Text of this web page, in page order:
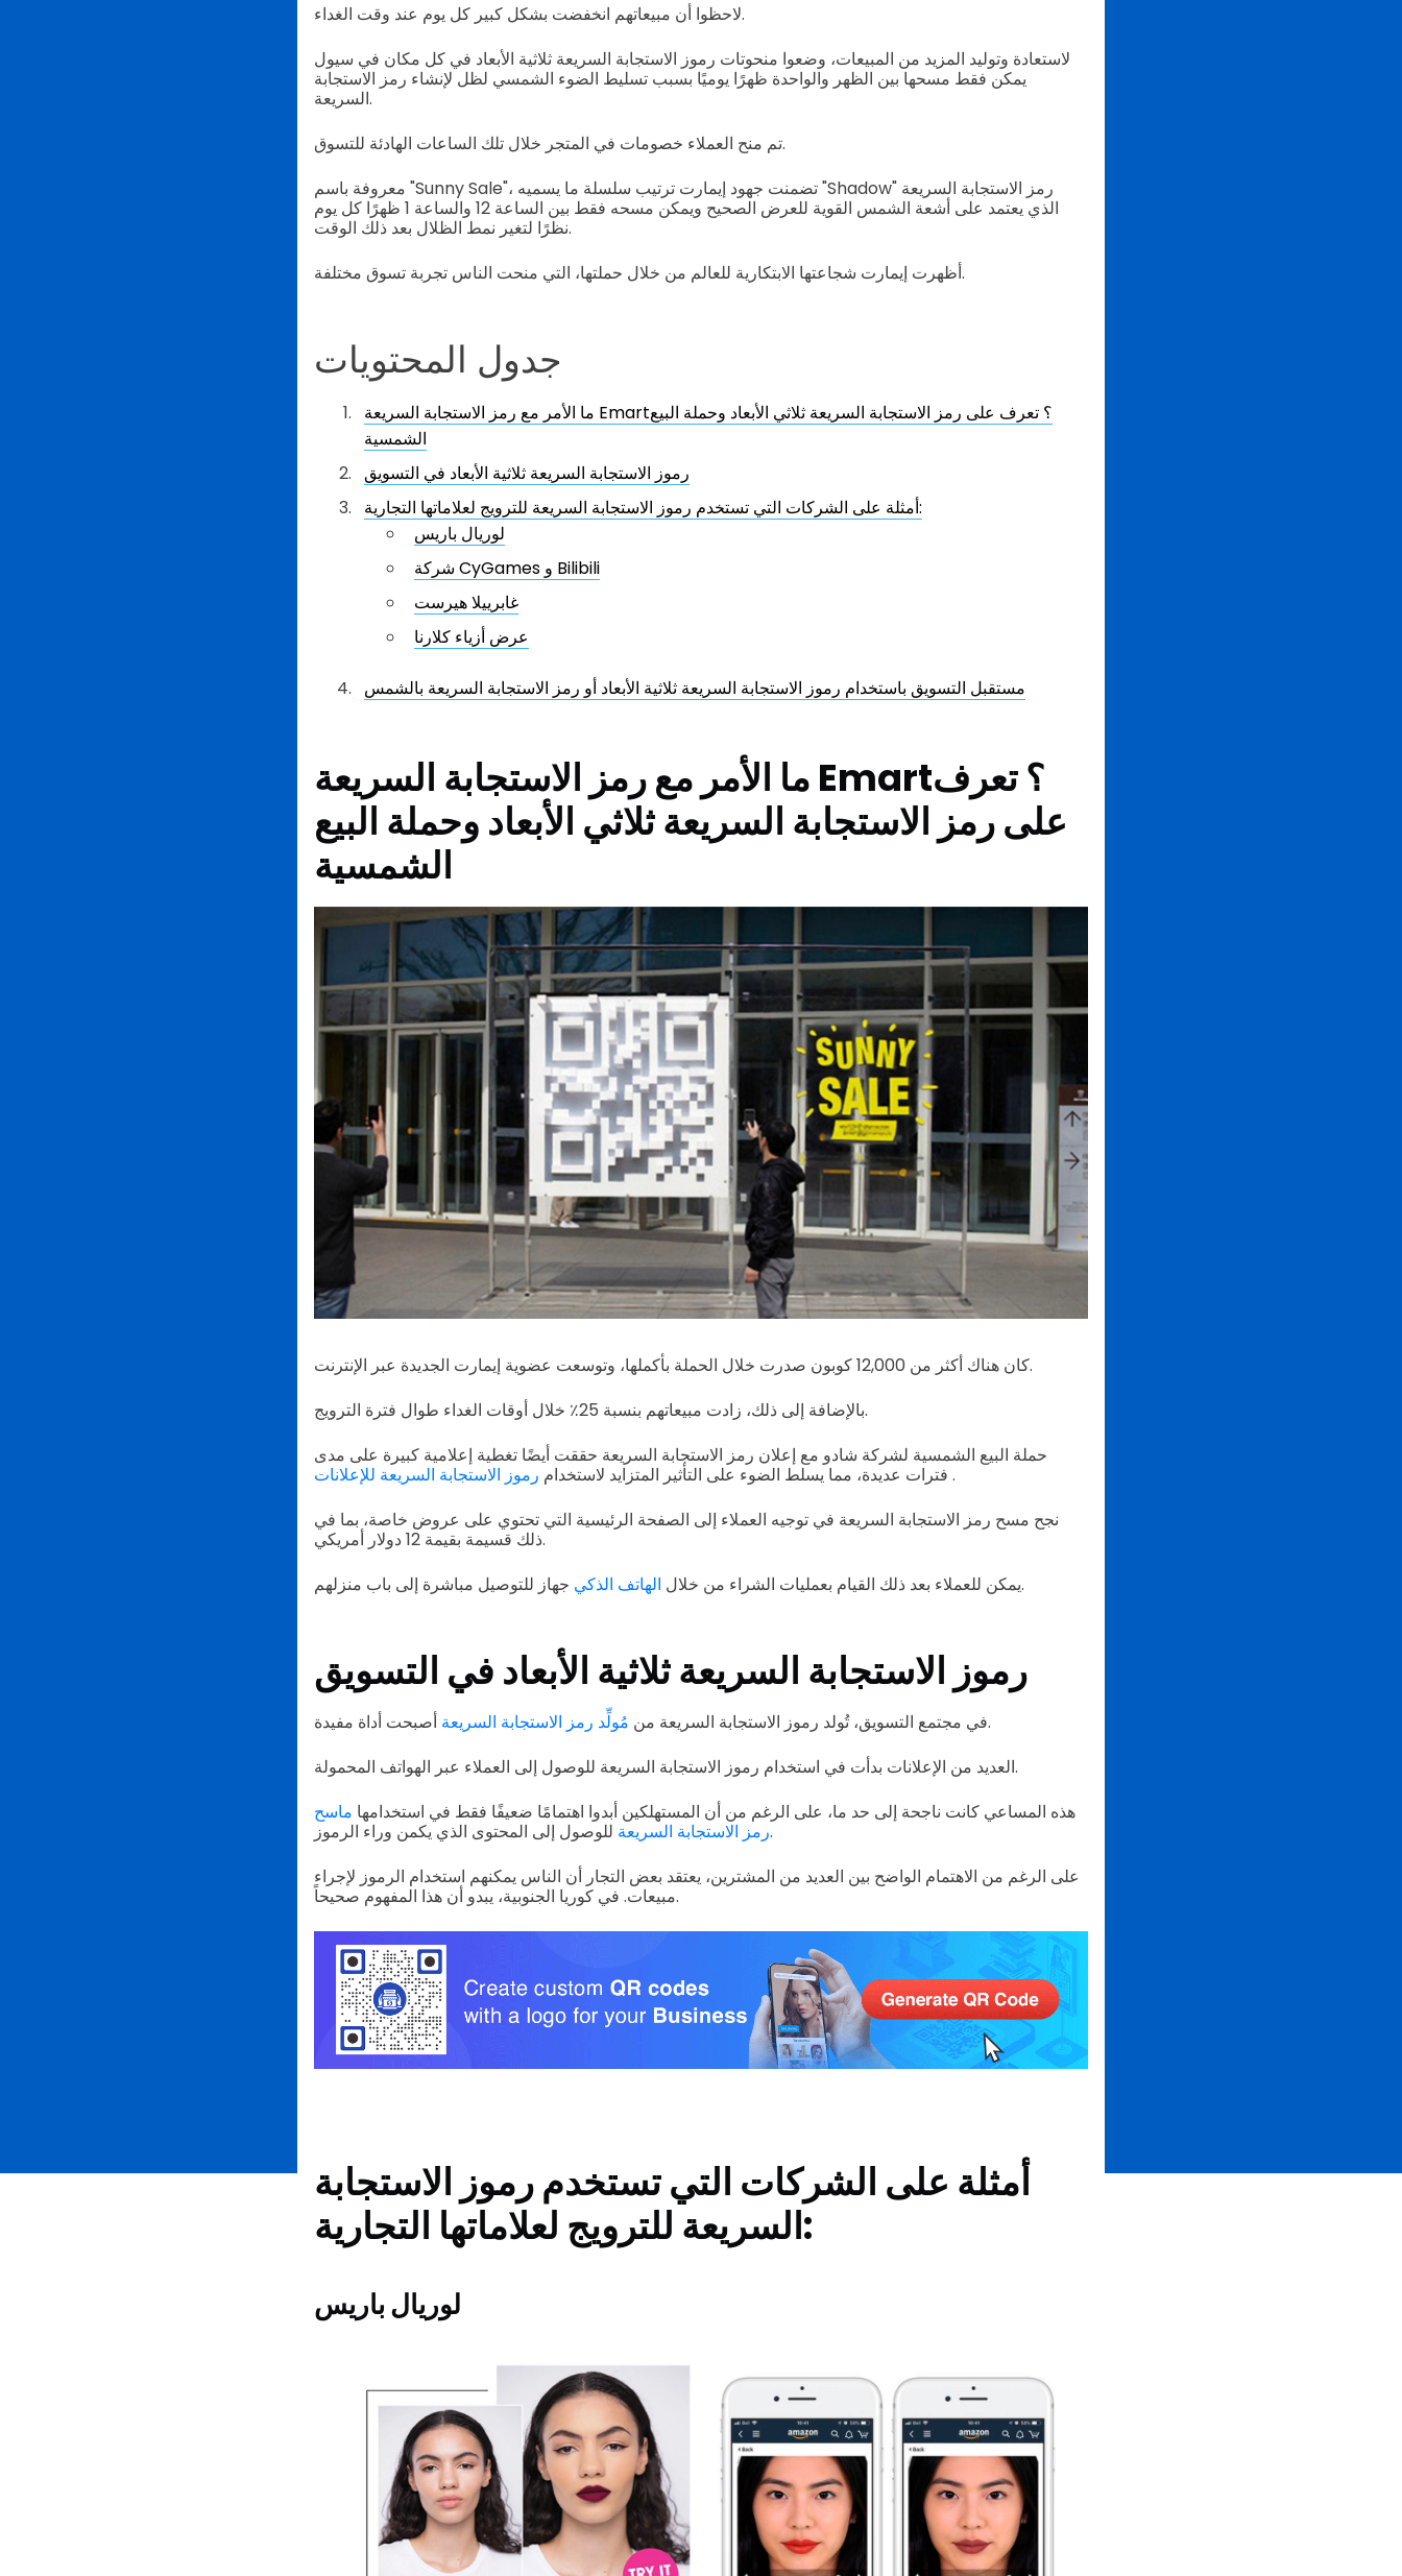
لاحظوا أن مبيعاتهم انخفضت بشكل كبير كل يوم عند وقت الغداء.
لاستعادة وتوليد المزيد من المبيعات، وضعوا منحوتات رموز الاستجابة السريعة ثلاثية الأبعاد في كل مكان في سيول
يمكن فقط مسحها بين الظهر والواحدة ظهرًا يوميًا بسبب تسليط الضوء الشمسي لظل لإنشاء رمز الاستجابة
السريعة.
تم منح العملاء خصومات في المتجر خلال تلك الساعات الهادئة للتسوق.
معروفة باسم "Sunny Sale"، تضمنت جهود إيمارت ترتيب سلسلة ما يسميه "Shadow" رمز الاستجابة السريعة
الذي يعتمد على أشعة الشمس القوية للعرض الصحيح ويمكن مسحه فقط بين الساعة 12 والساعة 1 ظهرًا كل يوم
نظرًا لتغير نمط الظلال بعد ذلك الوقت.
أظهرت إيمارت شجاعتها الابتكارية للعالم من خلال حملتها، التي منحت الناس تجربة تسوق مختلفة.
جدول المحتويات
ما الأمر مع رمز الاستجابة السريعة Emart؟ تعرف على رمز الاستجابة السريعة ثلاثي الأبعاد وحملة البيع
الشمسية
رموز الاستجابة السريعة ثلاثية الأبعاد في التسويق
أمثلة على الشركات التي تستخدم رموز الاستجابة السريعة للترويج لعلاماتها التجارية:
لوريال باريس
شركة CyGames و Bilibili
غابرييلا هيرست
عرض أزياء كلارنا
مستقبل التسويق باستخدام رموز الاستجابة السريعة ثلاثية الأبعاد أو رمز الاستجابة السريعة بالشمس
ما الأمر مع رمز الاستجابة السريعة Emart؟ تعرف
على رمز الاستجابة السريعة ثلاثي الأبعاد وحملة البيع
الشمسية
كان هناك أكثر من 12,000 كوبون
صدرت خلال الحملة بأكملها، وتوسعت عضوية إيمارت الجديدة عبر الإنترنت.
بالإضافة إلى ذلك، زادت مبيعاتهم بنسبة 25٪ خلال أوقات الغداء طوال فترة الترويج.
حملة البيع الشمسية لشركة شادو مع إعلان رمز الاستجابة السريعة حققت أيضًا تغطية إعلامية كبيرة على مدى
فترات عديدة، مما يسلط الضوء على التأثير المتزايد لاستخدام رموز الاستجابة السريعة للإعلانات
.
نجح مسح رمز الاستجابة السريعة في توجيه العملاء إلى الصفحة الرئيسية التي تحتوي على عروض خاصة، بما في
ذلك قسيمة بقيمة 12 دولار أمريكي.
يمكن للعملاء بعد ذلك القيام بعمليات الشراء من خلال الهاتف الذكي جهاز للتوصيل مباشرة إلى باب منزلهم.
رموز الاستجابة السريعة ثلاثية الأبعاد في التسويق
في مجتمع التسويق، تُولد رموز الاستجابة السريعة من مُولِّد رمز الاستجابة السريعة
أصبحت أداة مفيدة.
العديد من الإعلانات بدأت في استخدام رموز الاستجابة السريعة للوصول إلى العملاء عبر الهواتف المحمولة.
هذه المساعي كانت ناجحة إلى حد ما، على الرغم من أن المستهلكين أبدوا اهتمامًا ضعيفًا فقط في استخدامها ماسح
رمز الاستجابة السريعةللوصول إلى المحتوى الذي يكمن وراء الرموز.
على الرغم من الاهتمام الواضح بين العديد من المشترين، يعتقد بعض التجار أن الناس يمكنهم استخدام الرموز لإجراء
مبيعات. في كوريا الجنوبية، يبدو أن هذا المفهوم صحيحاً.
أمثلة على الشركات التي تستخدم رموز الاستجابة
السريعة للترويج لعلاماتها التجارية:
لوريال باريس